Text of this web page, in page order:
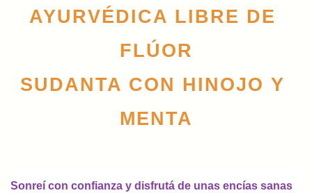
AYURVÉDICA LIBRE DE
FLÚOR
SUDANTA CON HINOJO Y
MENTA
Sonreí con confianza y disfrutá de unas encías sanas